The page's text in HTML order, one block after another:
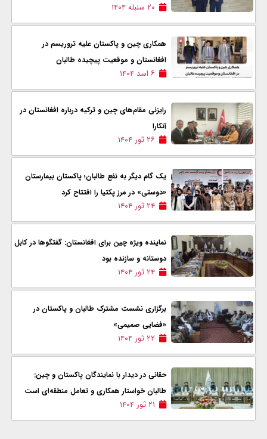
۲۰ سنبله ۱۴۰۴
همکاری چین و پاکستان علیه تروریسم در
افغانستان و موقعیت پیچیده طالبان
۶ اسد ۱۴۰۴
رایزنی مقام‌های چین و ترکیه درباره افغانستان در
آنکارا
۲۶ ثور ۱۴۰۴
یک گام دیگر به نفع طالبان؛ پاکستان بیمارستان
«دوستی» در مرز پکتیا را افتتاح کرد
۲۴ ثور ۱۴۰۴
نماینده ویژه چین برای افغانستان: گفتگوها در کابل
دوستانه و سازنده بود
۲۴ ثور ۱۴۰۴
برگزاری نشست مشترک طالبان و پاکستان در
«فضایی صمیمی»
۲۲ ثور ۱۴۰۴
حقانی در دیدار با نمایندگان پاکستان و چین:
طالبان خواستار همکاری و تعامل منطقه‌ای است
۲۱ ثور ۱۴۰۴